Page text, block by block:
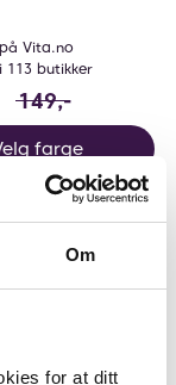
Om
for at ditt
35.7 NOK
Vita.no
113 butikker
104.3 i stedet for
149,-
farge